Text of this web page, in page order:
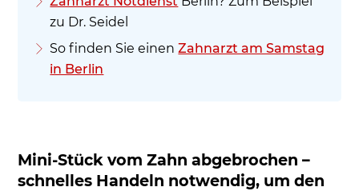
zu Dr. Seidel
So finden Sie einenZahnarzt am Samstag
in Berlin
Mini-Stück vom Zahn abgebrochen –
schnelles Handeln notwendig, um den